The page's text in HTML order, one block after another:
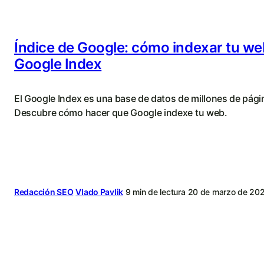
Índice de Google: cómo indexar tu
Google Index
El Google Index es una base de datos de millones de
Descubre cómo hacer que Google indexe tu web.
Redacción SEO Vlado Pavlik 9 min de lectura 20 de marzo de